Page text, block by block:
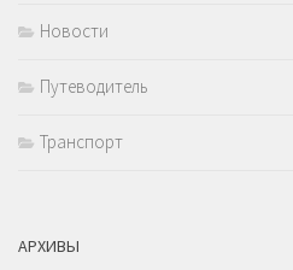
Новости
Путеводитель
Транспорт
АРХИВЫ